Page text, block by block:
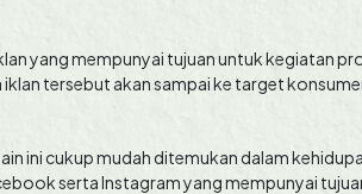
yang mempunyai tujuan untuk kegiatan
tersebut akan sampai ke target
ini cukup mudah ditemukan dalam
serta Instagram yang mempunyai